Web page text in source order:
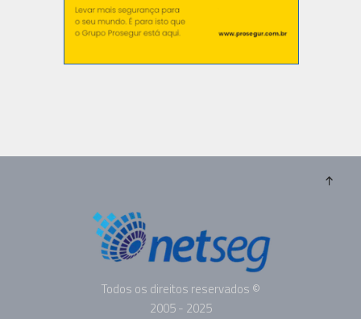
Todos os direitos reservados ©
2005 - 2025